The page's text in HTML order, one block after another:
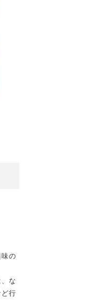
の
な
行